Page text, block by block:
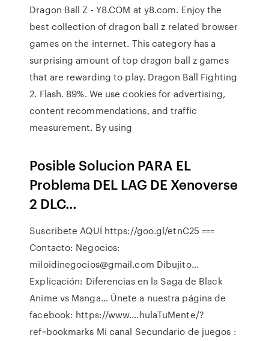
Dragon Ball Z - Y8.COM at y8.com. Enjoy the
best collection of dragon ball z related browser
games on the internet. This category has a
surprising amount of top dragon ball z games
that are rewarding to play. Dragon Ball Fighting
2. Flash. 89%. We use cookies for advertising,
content recommendations, and traffic
measurement. By using
Posible Solucion PARA EL
Problema DEL LAG DE Xenoverse
2 DLC…
Suscribete AQUÍ https://goo.gl/etnC25 ===
Contacto: Negocios:
miloidinegocios@gmail.com Dibujito...
Explicación: Diferencias en la Saga de Black
Anime vs Manga… Únete a nuestra página de
facebook: https://www.…hulaTuMente/?
ref=bookmarks Mi canal Secundario de juegos :